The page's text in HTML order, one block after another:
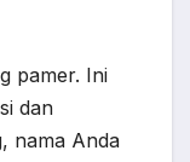
pamer. Ini
dan
nama Anda